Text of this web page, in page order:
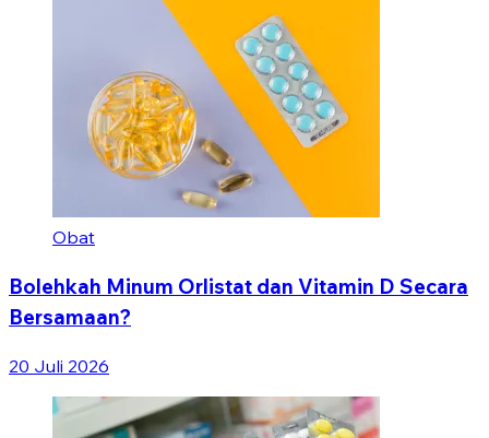
Obat
Bolehkah Minum Orlistat dan Vitamin D Secara
Bersamaan?
20 Juli 2026